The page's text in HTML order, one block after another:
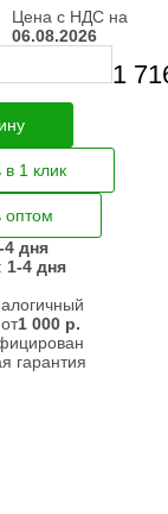
Цена с НДС на
06.08.2026
1
в 1 клик
оптом
4 дня
1-4 дня
1 000 р.
гарантия